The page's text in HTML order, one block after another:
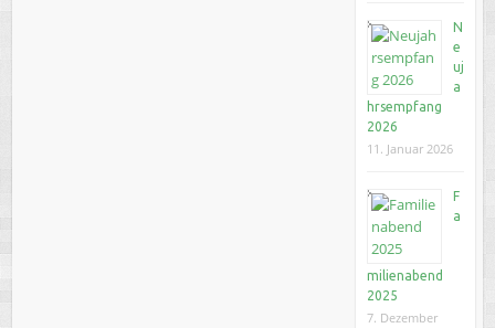
N
e
uj
a
hrsempfang
2026
11. Januar 2026
F
a
milienabend
2025
7. Dezember